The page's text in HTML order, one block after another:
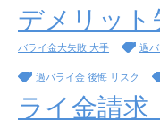
デメリット
バライ金大失敗 大手 過
過バライ金 後悔 リスク
ライ金請